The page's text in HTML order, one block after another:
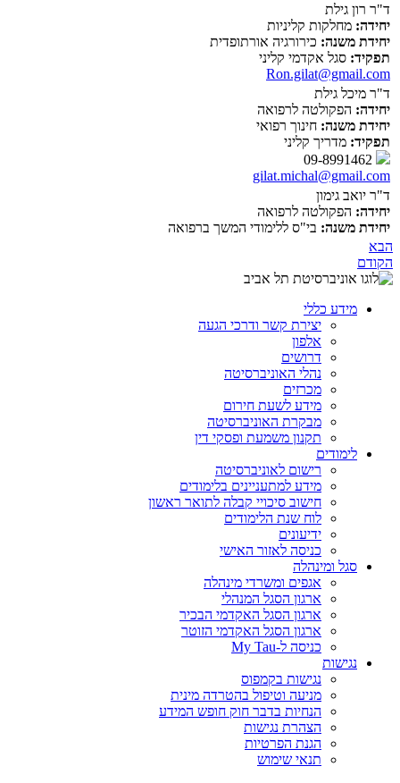
ד"ר רון גילת
יחידה: מחלקות קליניות
יחידת משנה: כירורגיה אורתופדית
תפקיד: סגל אקדמי קליני
Ron.gilat@gmail.com
ד"ר מיכל גילת
יחידה: הפקולטה לרפואה
יחידת משנה: חינוך רפואי
תפקיד: מדריך קליני
gilat.michal@gmail.com
ד"ר יואב גימון
יחידה: הפקולטה לרפואה
יחידת משנה: בי"ס ללימודי המשך ברפואה
הבא
הקודם
מידע כללי
יצירת קשר ודרכי הגעה
אלפון
דרושים
נהלי האוניברסיטה
מכרזים
מידע לשעת חירום
מבקרת האוניברסיטה
תקנון משמעת ופסקי דין
לימודים
רישום לאוניברסיטה
מידע למתעניינים בלימודים
חישוב סיכויי קבלה לתואר ראשון
לוח שנת הלימודים
ידיעונים
כניסה לאזור האישי
סגל ומינהלה
אגפים ומשרדי מינהלה
ארגון הסגל המנהלי
ארגון הסגל האקדמי הבכיר
ארגון הסגל האקדמי הזוטר
כניסה ל-My Tau
נגישות
נגישות בקמפוס
מניעה וטיפול בהטרדה מינית
הנחיות בדבר חוק חופש המידע
הצהרת נגישות
הגנת הפרטיות
תנאי שימוש